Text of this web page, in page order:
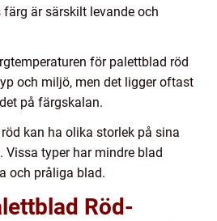
är särskilt levande och
för palettblad röd
och miljö, men det ligger oftast
på färgskalan.
kan ha olika storlek på sina
Vissa typer har mindre blad
och pråliga blad.
Röd-